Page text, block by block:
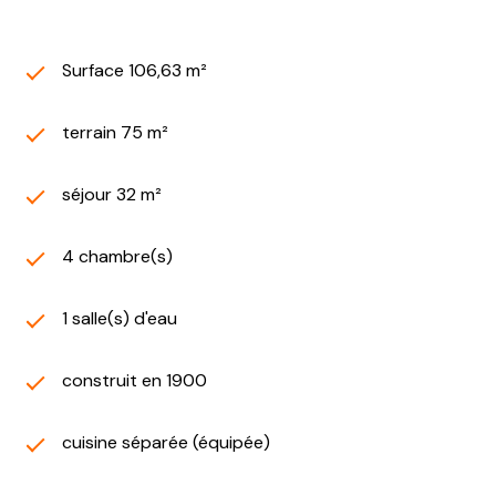
Surface 106,63 m²
terrain 75 m²
séjour 32 m²
4 chambre(s)
1 salle(s) d'eau
construit en 1900
cuisine séparée (équipée)